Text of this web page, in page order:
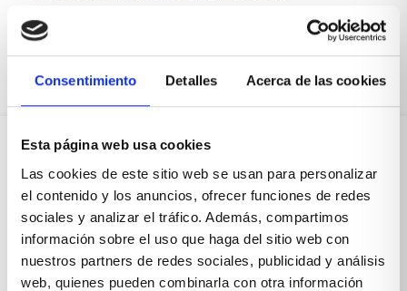
Consentimiento Detalles Acerca de las cookies
Esta página web usa cookies
Las cookies de este sitio web se usan para personalizar
el contenido y los anuncios, ofrecer funciones de redes
sociales y analizar el tráfico. Además, compartimos
información sobre el uso que haga del sitio web con
nuestros partners de redes sociales, publicidad y análisis
web, quienes pueden combinarla con otra información
Leer más
Sobre Xíkara
Inicio